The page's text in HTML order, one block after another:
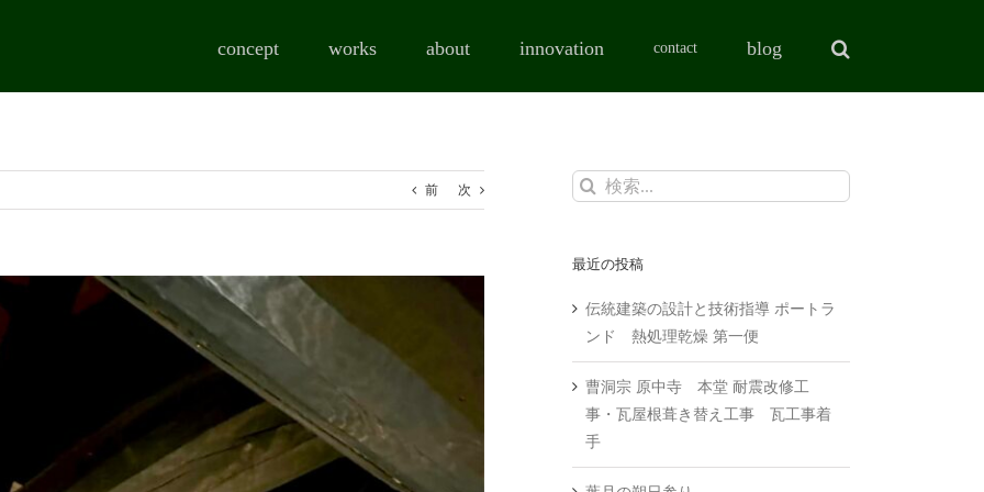
concept works about innovation contact blog
前 次
検
最近の投稿
伝統建築の設計と技術指導 ポートラ
ンド 熱処理乾燥 第一便
曹洞宗 原中寺 本堂 耐震改修工
事・瓦屋根葺き替え工事 瓦工事着
手